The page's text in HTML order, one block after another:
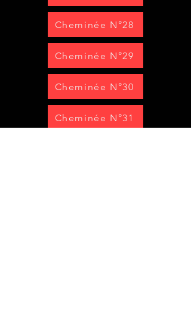
Cheminée N°28
Cheminée N°29
Cheminée N°30
Cheminée N°31